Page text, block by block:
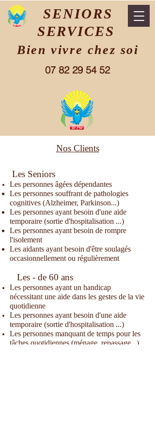
SENIORS
SERVICES
Bien vivre chez soi
07 82 29 54 52
Nos Clients
Les Seniors
Les personnes âgées dépendantes
Les personnes souffrant de pathologies
cognitives (Alzheimer, Parkinson...)
Les personnes ayant besoin d'une aide
temporaire (sortie d'hospitalisation ...)
Les personnes ayant besoin de rompre
l'isolement
Les aidants ayant besoin d'être soulagés
occasionnellement ou régulièrement
Les - de 60 ans
Les personnes ayant un handicap
nécessitant une aide dans les gestes de la vie
quotidienne
Les personnes ayant besoin d'une aide
temporaire (sortie d'hospitalisation ...)
Les personnes manquant de temps pour les
tâches quotidiennes (ménage, repassage...)